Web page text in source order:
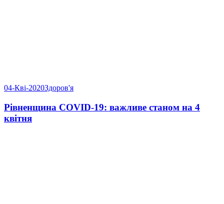
04-Кві-2020Здоров'я
Рівненщина COVID-19: важливе станом на 4
квітня